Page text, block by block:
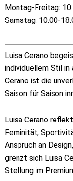
Montag-Freitag:
Samstag: 10.00-
Luisa Cerano
individuellem Stil in
Cerano ist die
Saison für Saison
Luisa Cerano
Feminität,
Anspruch an
grenzt sich Luisa
Stellung im